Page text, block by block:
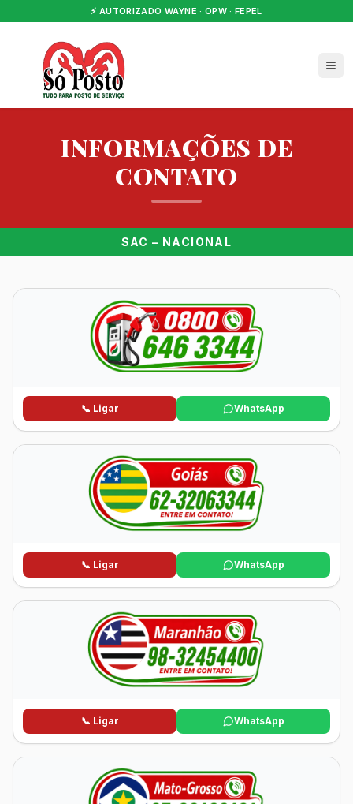
⚡ AUTORIZADO WAYNE · OPW · FEPEL
INFORMAÇÕES DE
CONTATO
SAC – NACIONAL
📞 Ligar WhatsApp
📞 Ligar WhatsApp
📞 Ligar WhatsApp